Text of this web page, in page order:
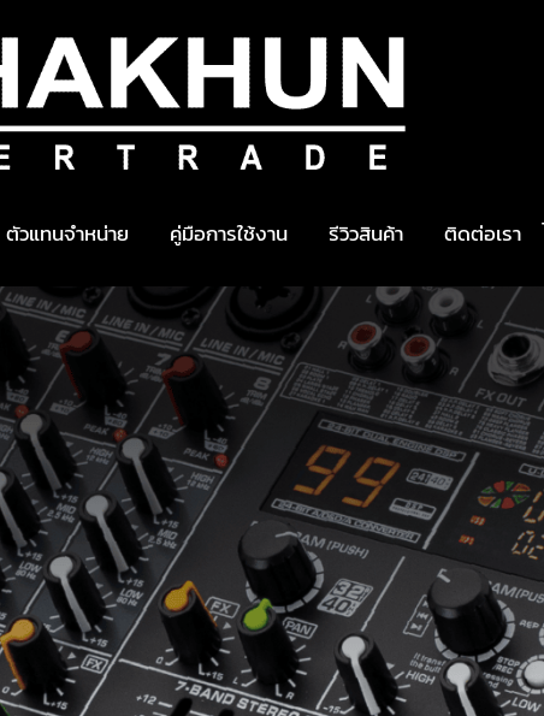
ตัวแทนจำหน่าย คู่มือการใช้งาน รีวิวสินค้า ติดต่อเรา